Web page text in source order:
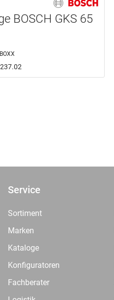
BOSCH GKS 65
Service
Sortiment
Marken
Kataloge
Konfiguratoren
Fachberater